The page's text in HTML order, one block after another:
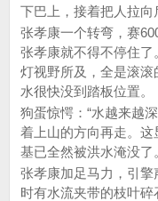
下巴上，接着把人拉向
张孝康一个转弯，赛
张孝康就不得不停住
灯视野所及，全是滚
水很快没到踏板位置。
狗蛋惊愕：“水越来越
着上山的方向再走。
基已全然被洪水淹没了
张孝康加足马力，引
时有水流夹带的枝叶